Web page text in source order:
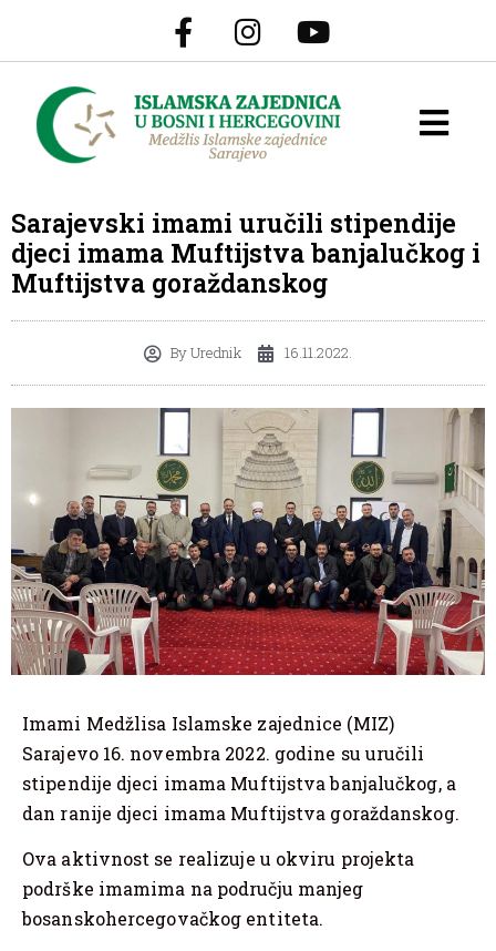
Sarajevski imami uručili stipendije
djeci imama Muftijstva banjalučkog i
Muftijstva goraždanskog
ByUrednik 16.11.2022.
Imami Medžlisa Islamske zajednice (MIZ)
Sarajevo 16. novembra 2022. godine su uručili
stipendije djeci imama Muftijstva banjalučkog, a
dan ranije djeci imama Muftijstva goraždanskog.
Ova aktivnost se realizuje u okviru projekta
podrške imamima na području manjeg
bosanskohercegovačkog entiteta.